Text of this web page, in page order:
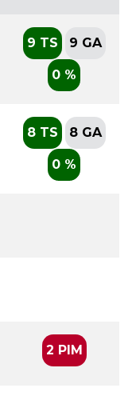
9 TS 9 GA
0 %
8 TS 8 GA
0 %
2 PIM